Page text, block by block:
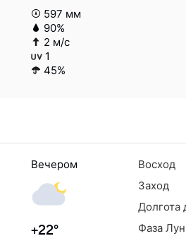
597 мм
90%
2 м/с
1
45%
Вечером
+22°
Восход
Заход
Долгота
Фаза